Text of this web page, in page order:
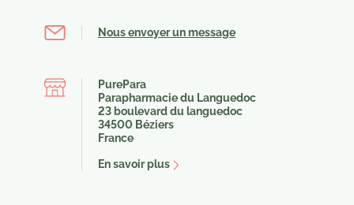
Nous envoyer un message
PurePara
Parapharmacie du Languedoc
23 boulevard du languedoc
34500 Béziers
France
En savoir plus